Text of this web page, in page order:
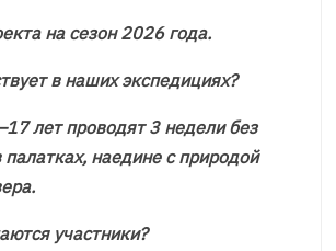
на сезон 2026 года.
в наших экспедициях?
лет проводят 3 недели без
палатках, наедине с природой
участники?